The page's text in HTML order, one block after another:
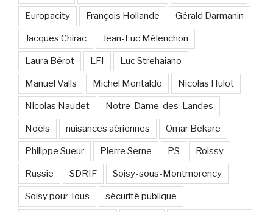
Europacity François Hollande Gérald Darmanin
Jacques Chirac Jean-Luc Mélenchon
Laura Bérot LFI Luc Strehaiano
Manuel Valls Michel Montaldo Nicolas Hulot
Nicolas Naudet Notre-Dame-des-Landes
Noëls nuisances aériennes Omar Bekare
Philippe Sueur Pierre Serne PS Roissy
Russie SDRIF Soisy-sous-Montmorency
Soisy pour Tous sécurité publique